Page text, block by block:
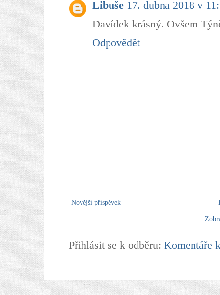
Libuše 17. dubna 2018 v
Davídek krásný. Ovšem
Odpovědět
Novější příspěvek
Přihlásit se k odběru: Komentáře